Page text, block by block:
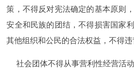
策，不得反对宪法确定的基本原则
安全和民族的团结，不得损害国家
其他组织和公民的合法权益，不得违
社会团体不得从事营利性经营活动